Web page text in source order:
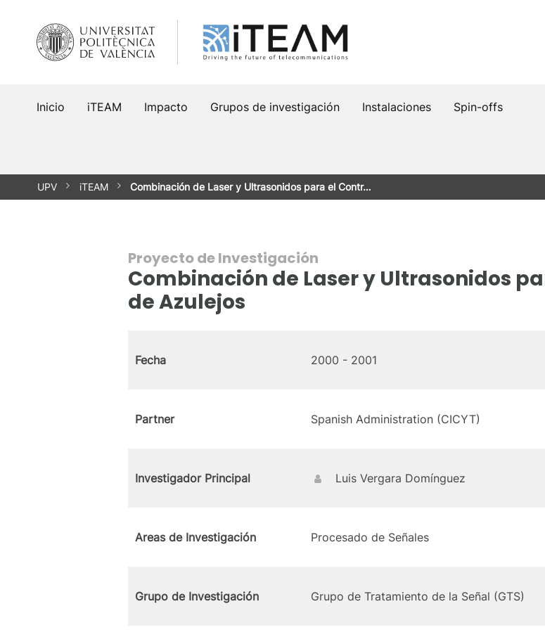
contenido
Inicio iTEAM Impacto Grupos de investigación Instalaciones Spin-offs
UPV iTEAM Combinación de Laser y Ultrasonidos para el Contr…
Proyecto de Investigación
Combinación de Laser y Ultrasonidos
de Azulejos
Fecha 2000 - 2001
Partner Spanish Administration (CICYT)
Investigador Principal Luis Vergara Domínguez
Areas de Investigación Procesado de Señales
Grupo de Investigación Grupo de Tratamiento de la Señal (GTS)